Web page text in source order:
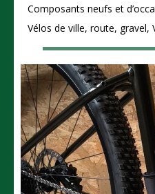
Composants neufs et
Vélos de ville, route, gravel,